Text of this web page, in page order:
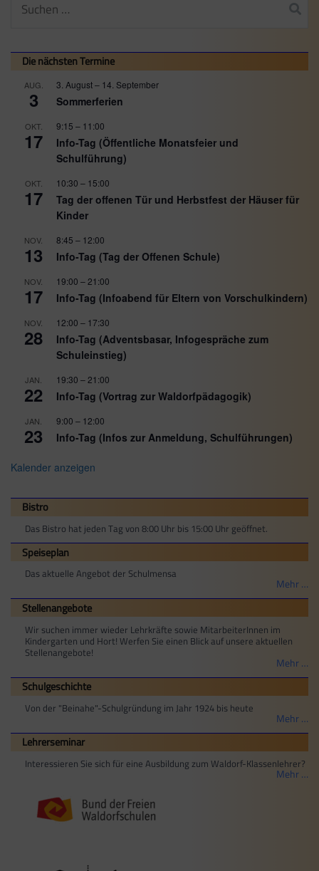
nach:
Die nächsten Termine
AUG.
3
3. August– 14. September
Sommerferien
OKT.
17
9:15 – 11:00
Info-Tag (Öffentliche Monatsfeier und
Schulführung)
OKT.
17
10:30 – 15:00
Tag der offenen Tür und Herbstfest der Häuser für
Kinder
NOV.
13
8:45 – 12:00
Info-Tag (Tag der Offenen Schule)
NOV.
17
19:00 – 21:00
Info-Tag (Infoabend für Eltern von Vorschulkindern)
NOV.
28
12:00 – 17:30
Info-Tag (Adventsbasar, Infogespräche zum
Schuleinstieg)
JAN.
22
19:30 – 21:00
Info-Tag (Vortrag zur Waldorfpädagogik)
JAN.
23
9:00 – 12:00
Info-Tag (Infos zur Anmeldung, Schulführungen)
Kalender anzeigen
Bistro
Das Bistro hat jeden Tag von 8:00 Uhr bis 15:00 Uhr geöffnet.
Speiseplan
Das aktuelle Angebot der Schulmensa
Mehr …
Stellenangebote
Wir suchen immer wieder Lehrkräfte sowie MitarbeiterInnen im
Kindergarten und Hort! Werfen Sie einen Blick auf unsere aktuellen
Stellenangebote!
Mehr …
Schulgeschichte
Von der "Beinahe"-Schulgründung im Jahr 1924 bis heute
Mehr …
Lehrerseminar
Interessieren Sie sich für eine Ausbildung zum Waldorf-Klassenlehrer?
Mehr …